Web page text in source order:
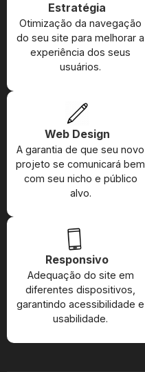
Estratégia
Otimização da navegação
do seu site para melhorar a
experiência dos seus
usuários.
Web Design
A garantia de que seu novo
projeto se comunicará bem
com seu nicho e público
alvo.
Responsivo
Adequação do site em
diferentes dispositivos,
garantindo acessibilidade e
usabilidade.